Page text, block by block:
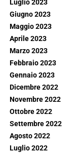
Luglio 2023
Giugno 2023
Maggio 2023
Aprile 2023
Marzo 2023
Febbraio 2023
Gennaio 2023
Dicembre 2022
Novembre 2022
Ottobre 2022
Settembre 2022
Agosto 2022
Luglio 2022